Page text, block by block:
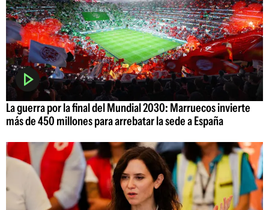
La guerra por la final del Mundial 2030: Marruecos invierte
más de 450 millones para arrebatar la sede a España